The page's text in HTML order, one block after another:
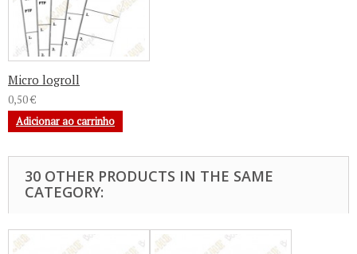
Micro logroll
0,50 €
Adicionar ao carrinho
30 OTHER PRODUCTS IN THE SAME
CATEGORY: